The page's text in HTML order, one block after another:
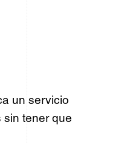
un servicio
sin tener que